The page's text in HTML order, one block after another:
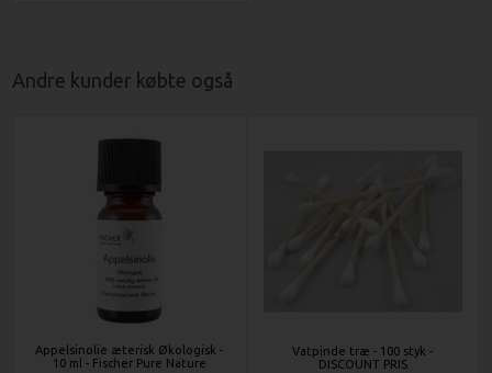
Andre kunder købte også
Appelsinolie æterisk Økologisk -
10 ml - Fischer Pure Nature
Vatpinde træ - 100 styk -
DISCOUNT PRIS